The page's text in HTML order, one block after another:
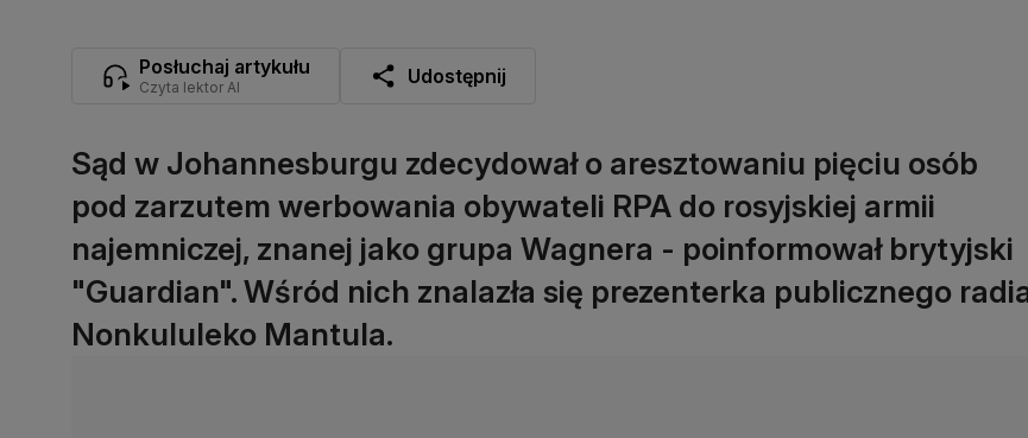
Posłuchaj artykułu
Czyta lektor AI Udostępnij
Sąd w Johannesburgu zdecydował o aresztowaniu pięciu osób
pod zarzutem werbowania obywateli RPA do rosyjskiej armii
najemniczej, znanej jako grupa Wagnera - poinformował brytyjski
"Guardian". Wśród nich znalazła się prezenterka publicznego
Nonkululeko Mantula.